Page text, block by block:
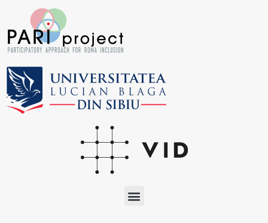
content
Menu